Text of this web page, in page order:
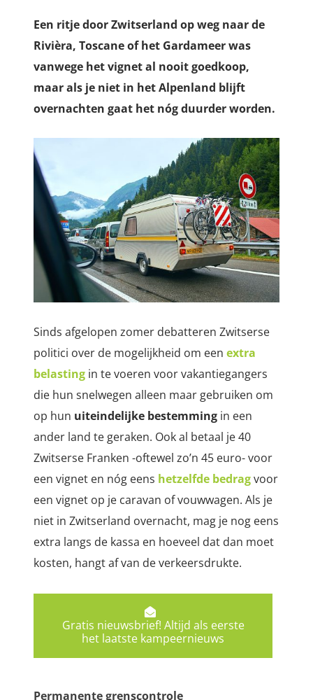
Een ritje door Zwitserland op weg naar de
Rivièra, Toscane of het Gardameer was
vanwege het vignet al nooit goedkoop,
maar als je niet in het Alpenland blijft
overnachten gaat het nóg duurder worden.
Sinds afgelopen zomer debatteren Zwitserse
politici over de mogelijkheid om een extra
belasting in te voeren voor vakantiegangers
die hun snelwegen alleen maar gebruiken om
op hun uiteindelijke bestemming in een
ander land te geraken. Ook al betaal je 40
Zwitserse Franken -oftewel zo’n 45 euro- voor
een vignet en nóg eens hetzelfde bedragvoor
een vignet op je caravan of vouwwagen. Als je
niet in Zwitserland overnacht, mag je nog eens
extra langs de kassa en hoeveel dat dan moet
kosten, hangt af van de verkeersdrukte.
Gratis nieuwsbrief! Altijd als eerste
het laatste kampeernieuws
Permanente grenscontrole